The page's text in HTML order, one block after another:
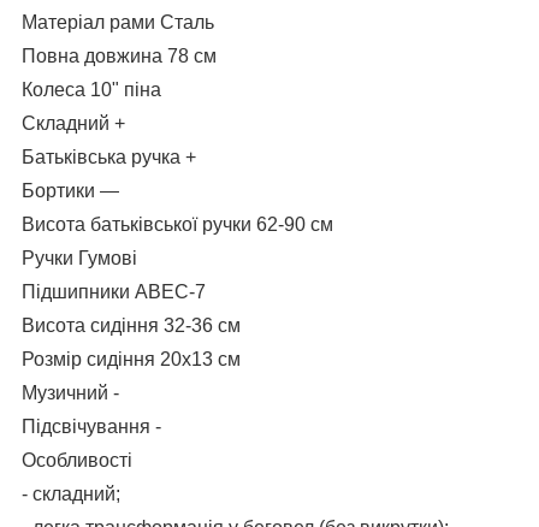
Матеріал рами Сталь
Повна довжина 78 см
Колеса 10" піна
Складний +
Батьківська ручка +
Бортики —
Висота батьківської ручки 62-90 см
Ручки Гумові
Підшипники ABEC-7
Висота сидіння 32-36 см
Розмір сидіння 20х13 см
Музичний -
Підсвічування -
Особливості
- складний;